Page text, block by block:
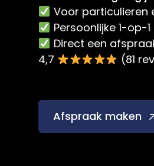
Voor particulieren
Persoonlijke 1-op-
Direct een
4,7
(81
Afspraak maken